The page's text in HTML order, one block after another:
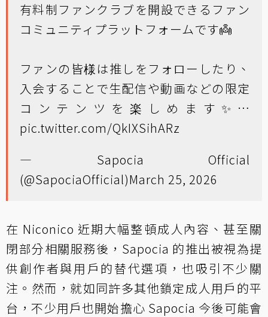
有料制ファンクラブを開設できるファン
コミュニティプラットフォームです👼
ファンの皆様は推しをフォローしたり、
入会することで生配信や動画などの限定
コンテンツを楽しめます✨…
pic.twitter.com/QkIXSihARz
— Sapocia Official
(@SapociaOfficial)March 25, 2026
在 Niconico 近期大幅整頓成人內容、甚至關
閉部分相關服務後，Sapocia 的推出被視為提
供創作者與用戶的替代選項，也吸引不少關
注。然而，就如同許多其他鎖定成人用戶的平
台，不少用戶也開始擔心 Sapocia 今後可能會